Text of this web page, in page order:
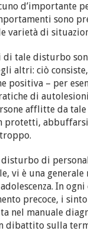
d’importante
sono
varietà di
tale disturbo
altri: ciò
positiva – per
di
afflitte da
protetti,
di
vi è una
In
precoce, i
nel manuale
dibattito sulla